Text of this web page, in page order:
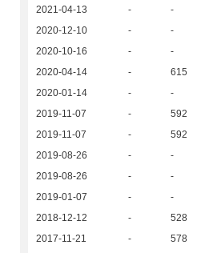
2021-04-13 - -
2020-12-10
- -
2020-10-16
- -
2020-04-14
- 615
2020-01-14
- -
2019-11-07
- 592
2019-11-07
- 592
2019-08-26
- -
2019-08-26
- -
2019-01-07
- -
2018-12-12
- 528
2017-11-21
- 578